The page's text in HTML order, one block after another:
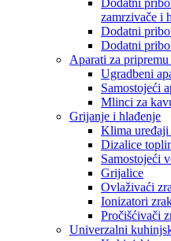
Dodatni
zamrzivače i
Dodatni
Dodatni
Aparati za
Ugradbeni
Samostojeći
Mlinci za
Grijanje i hlađenje
Klima uređaji
Dizalice
Samostojeći
Grijalice
Ovlaživaći
Ionizatori
Pročišćivači
Univerzalni